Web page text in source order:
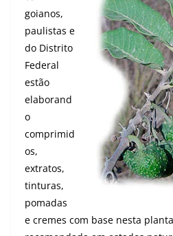
goianos,
paulistas e
do Distrito
Federal
estão
elaborand
o
comprimid
os,
extratos,
tinturas,
pomadas
e cremes com base nesta